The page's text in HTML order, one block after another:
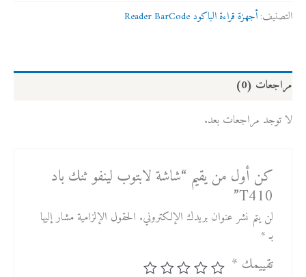
التصنيف:أجهزة قراءة الباكود Reader BarCode
مراجعات (0)
لا توجد مراجعات بعد.
كن أول من يقيم “شاشة لابتوب لينفو ثنك باد
T410”
لن يتم نشر عنوان بريدك الإلكتروني. الحقول الإلزامية مشار إليها
بـ*
تقييمك *